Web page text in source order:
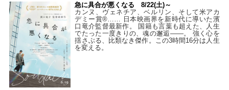
急に具合が悪くなる 8/22(土)～
カンヌ、ヴェネチア、ベルリン、そして米アカ
デミー賞®…… 日本映画界を新時代に導いた濱
口竜介監督最新作。 国籍も言葉も超えた、人生
でたった一度きりの、魂の邂逅――。 強く心を
揺さぶる、比類なき傑作。この3時間16分は人生
を変える。